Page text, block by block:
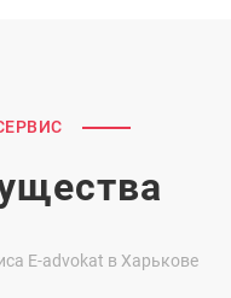
E-advokat в Харькове